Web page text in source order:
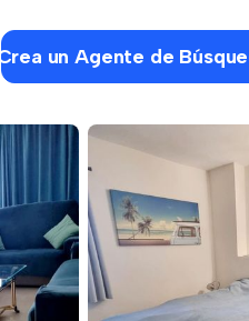
Crea un Agente de